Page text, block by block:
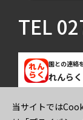
TEL
園との連絡
れんら
ご寄付のお願い
当サイトでは